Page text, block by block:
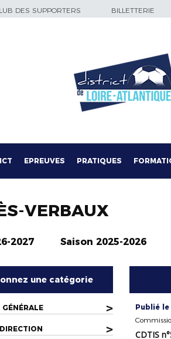
DES SUPPORTERS BILLETTERIE
EPREUVES PRATIQUES
VERBAUX
2027 Saison 2025-2026
une catégorie
>
>
Publié le
CDTIS